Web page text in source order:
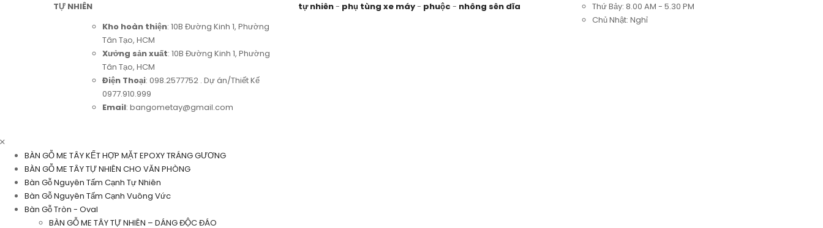
TỰ NHIÊN
Kho hoàn thiện: 10B Đường Kinh 1, Phường
Tân Tạo, HCM
Xưởng sản xuất: 10B Đường Kinh 1, Phường
Tân Tạo, HCM
Điện Thoại: 098.2577752 . Dự án/Thiết Kế
0977.910.999
Email: bangometay@gmail.com
tự nhiên- phụ tùng xe máy- phuộc - nhông sên dĩa
Thứ Bảy: 8.00 AM - 5.30 PM
Chủ Nhật: Nghỉ
BÀN GỖ ME TÂY KẾT HỢP MẶT EPOXY TRÁNG GƯƠNG
BÀN GỖ ME TÂY TỰ NHIÊN CHO VĂN PHÒNG
Bàn Gỗ Nguyên Tấm Cạnh Tự Nhiên
Bàn Gỗ Nguyên Tấm Cạnh Vuông Vức
Bàn Gỗ Tròn - Oval
BÀN GỖ ME TÂY TỰ NHIÊN – DÁNG ĐỘC ĐÁO